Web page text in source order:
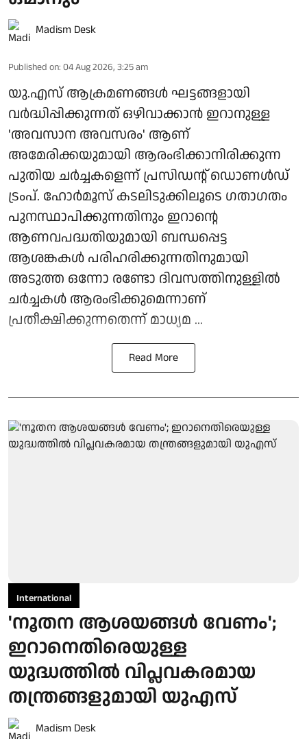
Madism Desk
Published on: 04 Aug 2026, 3:25 am
യു.എസ് ആക്രമണങ്ങള്‍ ഘട്ടങ്ങളായി
വര്‍ദ്ധിപ്പിക്കുന്നത് ഒഴിവാക്കാന്‍ ഇറാനുള്ള
'അവസാന അവസരം' ആണ്
അമേരിക്കയുമായി ആരംഭിക്കാനിരിക്കുന്ന
പുതിയ ചര്‍ച്ചകളെന്ന് പ്രസിഡന്റ് ഡൊണള്‍ഡ്
ട്രംപ്. ഹോര്‍മൂസ് കടലിടുക്കിലൂടെ ഗതാഗതം
പുനസ്ഥാപിക്കുന്നതിനും ഇറാന്റെ
ആണവപദ്ധതിയുമായി ബന്ധപ്പെട്ട
ആശങ്കകള്‍ പരിഹരിക്കുന്നതിനുമായി
അടുത്ത ഒന്നോ രണ്ടോ ദിവസത്തിനുള്ളില്‍
ചര്‍ച്ചകള്‍ ആരംഭിക്കുമെന്നാണ്
പ്രതീക്ഷിക്കുന്നതെന്ന് മാധ്യമ ...
Read More
International
'നൂതന ആശയങ്ങൾ വേണം';
ഇറാനെതിരെയുള്ള
യുദ്ധത്തിൽ വിപ്ലവകരമായ
തന്ത്രങ്ങളുമായി യുഎസ്
Madism Desk